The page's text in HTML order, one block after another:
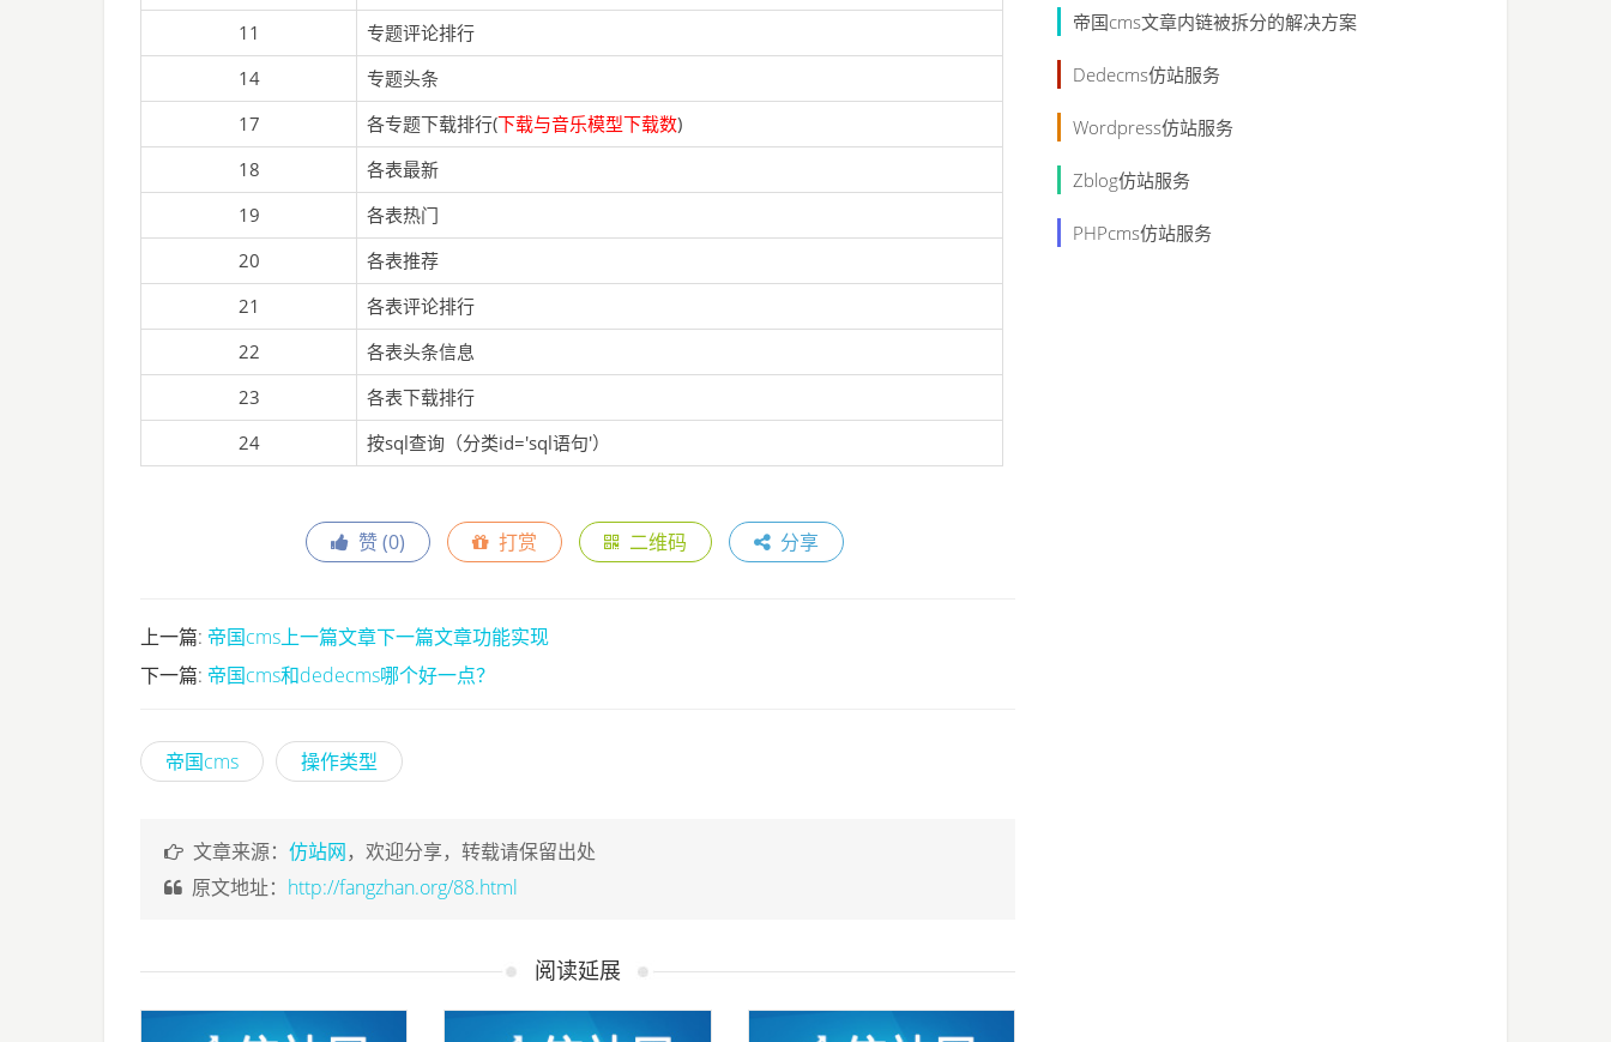
11
专题评论排行
14
专题头条
17
各专题下载排行(下载与音乐模型下载数)
18
各表最新
19
各表热门
20
各表推荐
21
各表评论排行
22
各表头条信息
23
各表下载排行
24
按sql查询（分类id='sql语句'）
赞 (0) 打赏 二维码 分享
上一篇: 帝国cms上一篇文章下一篇文章功能实现
下一篇: 帝国cms和dedecms哪个好一点？
帝国cms 操作类型
文章来源： 仿站网，欢迎分享，转载请保留出处
原文地址： http://fangzhan.org/88.html
阅读延展
帝国cms文章内链被拆分的解决方案
Dedecms仿站服务
Wordpress仿站服务
Zblog仿站服务
PHPcms仿站服务